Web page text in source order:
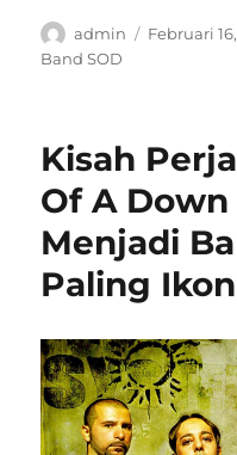
Author
admin
Posted
Februari
Band SOD
Kisah
Of A
Menjadi
Paling